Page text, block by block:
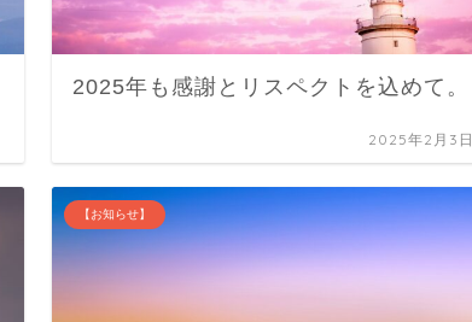
2025年も感謝とリスペクトを込めて。
2025年2月3日
【お知らせ】